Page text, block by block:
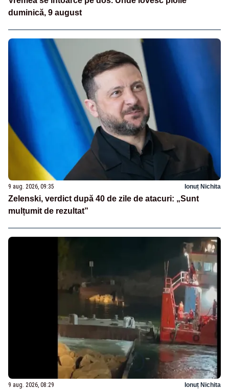
duminică, 9 august
9 aug. 2026, 09:35 Ionuț Nichita
Zelenski, verdict după 40 de zile de atacuri: „Sunt
mulțumit de rezultat”
9 aug. 2026, 08:29 Ionuț Nichita